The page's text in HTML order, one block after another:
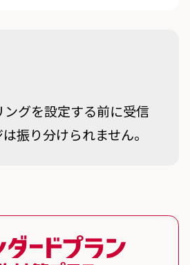
ングを設定する前に受信
振り分けられません。
スタンダードプラン 詐欺